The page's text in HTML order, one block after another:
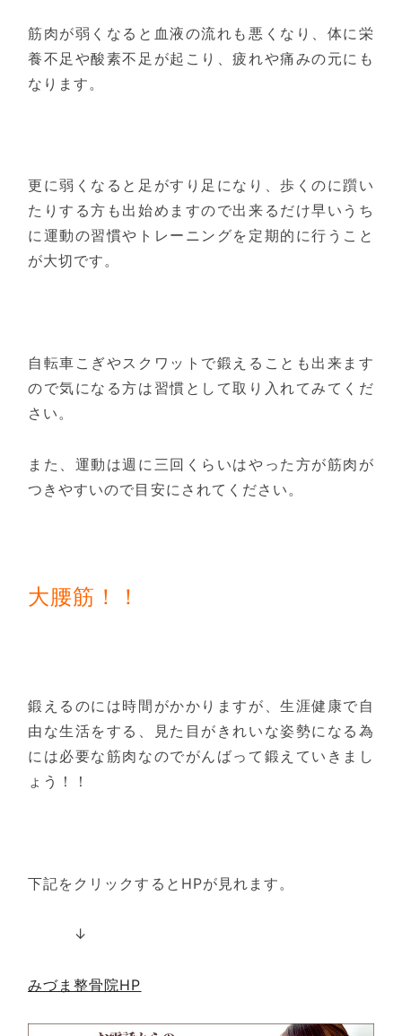
筋肉が弱くなると血液の流れも悪くなり、体に栄
養不足や酸素不足が起こり、疲れや痛みの元にも
なります。
更に弱くなると足がすり足になり、歩くのに躓い
たりする方も出始めますので出来るだけ早いうち
に運動の習慣やトレーニングを定期的に行うこと
が大切です。
自転車こぎやスクワットで鍛えることも出来ます
ので気になる方は習慣として取り入れてみてくだ
さい。
また、運動は週に三回くらいはやった方が筋肉が
つきやすいので目安にされてください。
大腰筋！！
鍛えるのには時間がかかりますが、生涯健康で自
由な生活をする、見た目がきれいな姿勢になる為
には必要な筋肉なのでがんばって鍛えていきまし
ょう！！
下記をクリックするとHPが見れます。
↓
みづま整骨院HP